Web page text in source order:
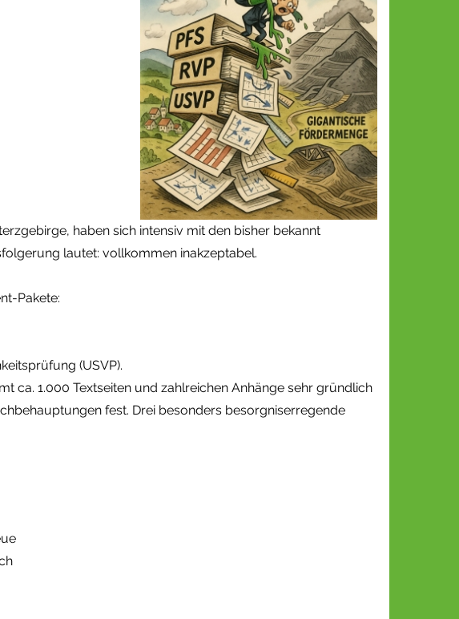
haben sich intensiv mit den bisher bekannt
lautet: vollkommen inakzeptabel.
Pakete:
(USVP).
ca. 1.000 Textseiten und zahlreichen Anhänge sehr gründlich
fest. Drei besonders besorgniserregende